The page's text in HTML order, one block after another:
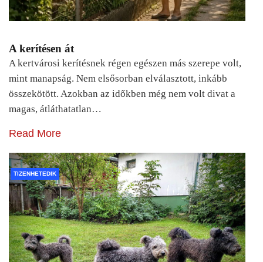
A kerítésen át
A kertvárosi kerítésnek régen egészen más szerepe volt,
mint manapság. Nem elsősorban elválasztott, inkább
összekötött. Azokban az időkben még nem volt divat a
magas, átláthatatlan…
Read More
TIZENHETEDIK